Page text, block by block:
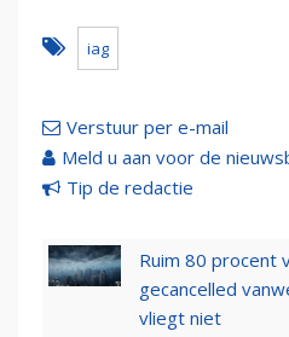
iag
Verstuur per e-mail
Meld u aan voor de
Tip de redactie
Ruim 80 procent
gecancelled
vliegt niet